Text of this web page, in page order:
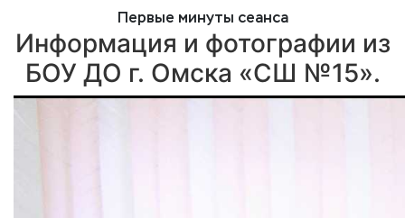
Первые минуты сеанса
Информация и фотографии из
БОУ ДО г. Омска «СШ №15».